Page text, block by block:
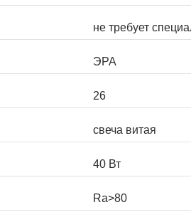
не требует
ЭРА
26
свеча витая
40 Вт
Ra>80